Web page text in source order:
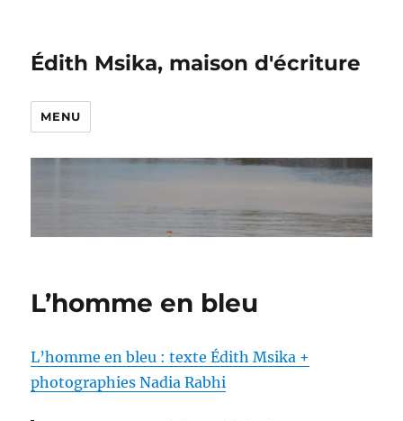
Édith Msika, maison d'écriture
MENU
L’homme en bleu
L’homme en bleu : texte Édith Msika +
photographies Nadia Rabhi